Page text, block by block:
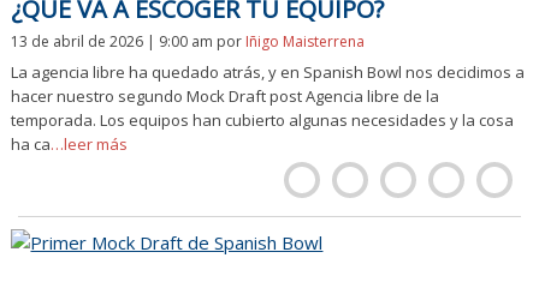
¿QUÉ VA A ESCOGER TU EQUIPO?
13 de abril de 2026 | 9:00 am por Iñigo Maisterrena
La agencia libre ha quedado atrás, y en Spanish Bowl nos decidimos a
hacer nuestro segundo Mock Draft post Agencia libre de la
temporada. Los equipos han cubierto algunas necesidades y la cosa
ha ca…leer más